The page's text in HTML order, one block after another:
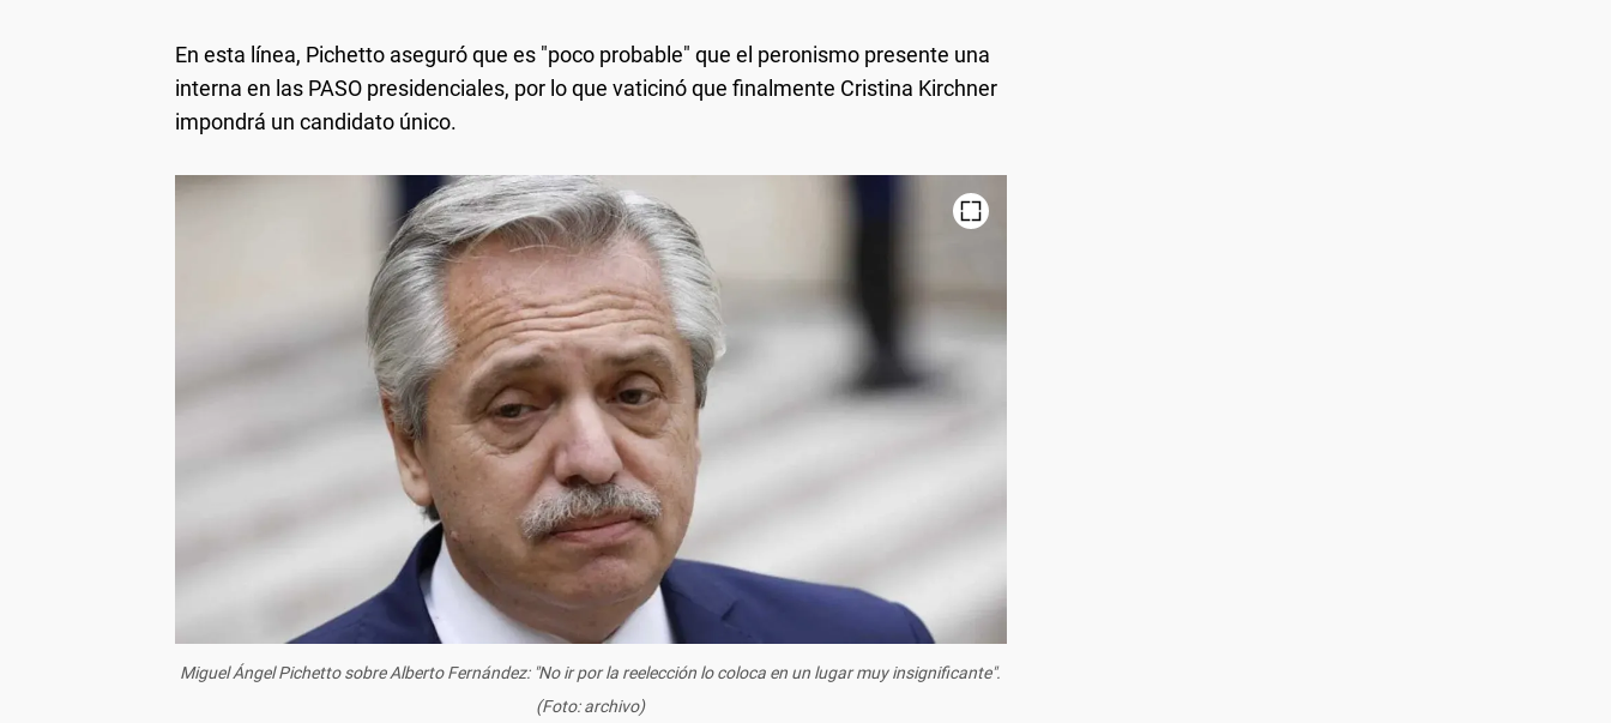
En esta línea, Pichetto aseguró que es "poco probable" que el peronismo presente una
interna en las PASO presidenciales, por lo que vaticinó que finalmente Cristina Kirchner
impondrá un candidato único.
Miguel Ángel Pichetto sobre Alberto Fernández: "No ir por la reelección lo coloca en un lugar muy insignificante".
(Foto: archivo)